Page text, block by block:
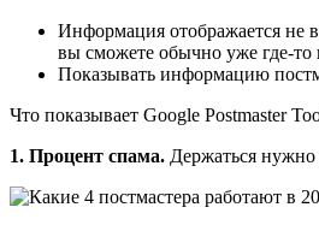
Информация отображается не
вы сможете обычно уже где-
Показывать информацию
Что показывает Google Postmaster
1. Процент спама. Держаться нужно